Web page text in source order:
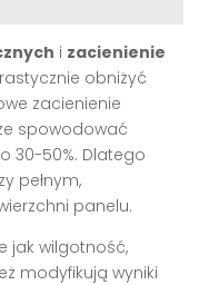
i zacienienie
obniżyć
zacienienie
spowodować
30-50%. Dlatego
pełnym,
panelu.
jak wilgotność,
modyfikują wyniki